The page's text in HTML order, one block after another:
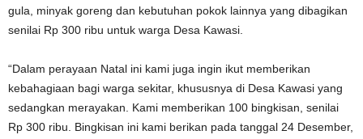
gula, minyak goreng dan kebutuhan pokok lainnya yang dibagikan
senilai Rp 300 ribu untuk warga Desa Kawasi.
“Dalam perayaan Natal ini kami juga ingin ikut memberikan
kebahagiaan bagi warga sekitar, khususnya di Desa Kawasi yang
sedangkan merayakan. Kami memberikan 100 bingkisan, senilai
Rp 300 ribu. Bingkisan ini kami berikan pada tanggal 24 Desember,